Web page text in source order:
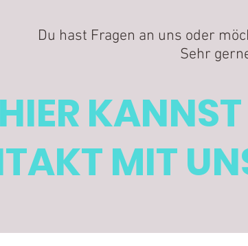
Du hast Fragen an uns oder
Sehr
HIER
MIT